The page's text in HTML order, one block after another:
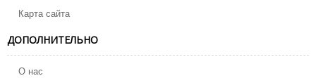
Карта сайта
ДОПОЛНИТЕЛЬНО
О нас